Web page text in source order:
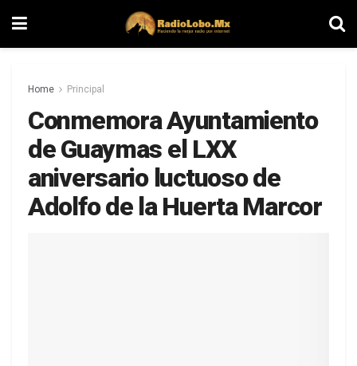
Home Principal
Conmemora Ayuntamiento
de Guaymas el LXX
aniversario luctuoso de
Adolfo de la Huerta Marcor